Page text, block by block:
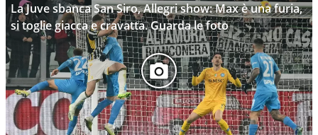
La Juve sbanca San Siro, Allegri show: Max è una furia,
si toglie giacca e cravatta. Guarda le foto